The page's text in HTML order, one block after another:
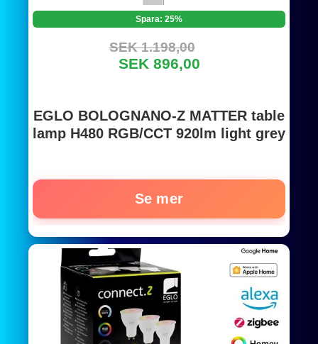
Spara: 25%
SEK 1.198,00
SEK 896,00
EGLO BOLOGNANO-Z MATTER table
lamp H480 RGB/CCT 920lm light grey
Se mer